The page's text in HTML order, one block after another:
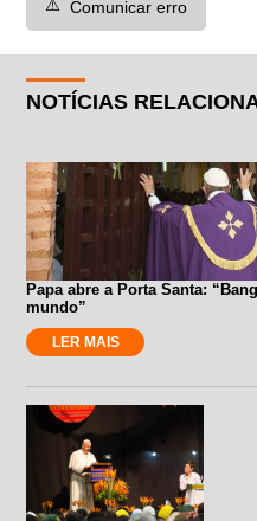
⚠️ Comunicar erro
NOTÍCIAS
Papa abre a Porta Santa:
mundo”
LER MAIS